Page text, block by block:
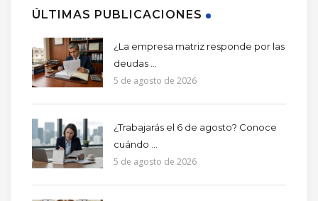
ÚLTIMAS PUBLICACIONES
¿La empresa matriz responde por las
deudas ...
5 de agosto de 2026
¿Trabajarás el 6 de agosto? Conoce
cuándo ...
5 de agosto de 2026